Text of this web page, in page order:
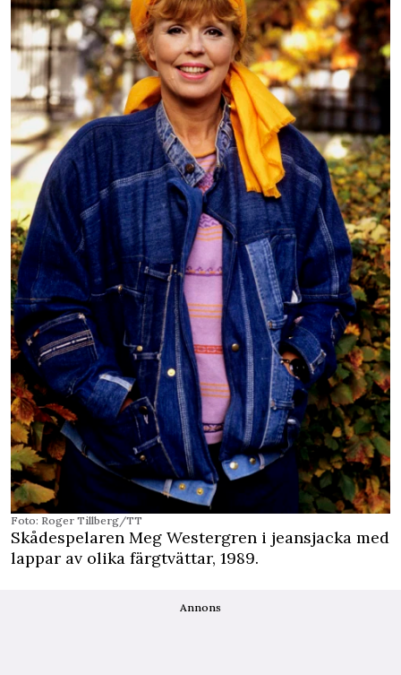
Foto: Roger Tillberg/TT
Skådespelaren Meg Westergren i jeansjacka med
lappar av olika färgtvättar, 1989.
Annons